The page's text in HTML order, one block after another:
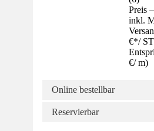
Preis
inkl.
€*/ ST
€/ m)
Online bestellbar
Reservierbar